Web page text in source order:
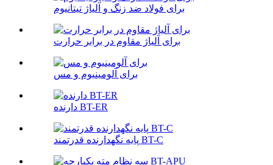
برای فولاد ضد زنگ و آلیاژ تیتانیوم
برای آلیاژ مقاوم در برابر حرارت
برای آلومینیوم و مس
دارنده BT-ER
پایه نگهدارنده قدرتمند BT-C